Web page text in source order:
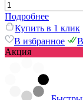
Подробнее
Купить в 1 клик
В избранное
Акция